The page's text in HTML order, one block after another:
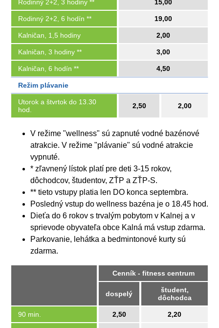
Rodinný 2+2, 3 hodiny ** 15,00
Rodinný 2+2, 6 hodín ** 19,00
Kalničan, 1,5 hodiny 2,00
Kalničan, 3 hodiny ** 3,00
Kalničan, 6 hodín ** 4,50
Režim plávanie
Utorok a štvrtok do 13.30
hod.
2,50 2,00
V režime "wellness" sú zapnuté vodné bazénové
atrakcie. V režime "plávanie" sú vodné atrakcie
vypnuté.
* zľavnený lístok platí pre deti 3-15 rokov,
dôchodcov, študentov, ZŤP a ZŤP-S.
** tieto vstupy platia len DO konca septembra.
Posledný vstup do wellness bazéna je o 18.45 hod.
Dieťa do 6 rokov s trvalým pobytom v Kalnej a v
sprievode obyvateľa obce Kalná má vstup zdarma.
Parkovanie, lehátka a bedmintonové kurty sú
zdarma.
Cenník - fitness centrum
dospelý
študent,
dôchodca
90 min. 2,50 2,20